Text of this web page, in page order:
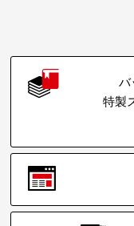
バ
特製